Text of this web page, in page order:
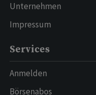
Unternehmen
Impressum
Services
Anmelden
Börsenabos